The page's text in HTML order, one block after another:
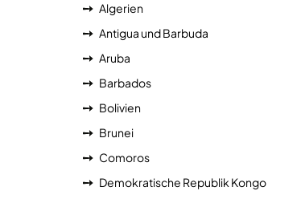
Algerien
Antigua und Barbuda
Aruba
Barbados
Bolivien
Brunei
Comoros
Demokratische Republik Kongo